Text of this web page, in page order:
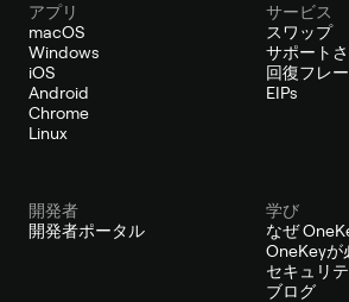
アプリ
macOS
Windows
iOS
Android
Chrome
Linux
サービス
スワップ
サポート
回復フレ
EIPs
開発者
開発者ポータル
学び
なぜ
OneKeyが
セキュリ
ブログ